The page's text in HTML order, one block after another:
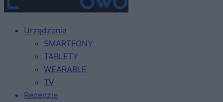
Urządzenia
SMARTFONY
TABLETY
WEARABLE
TV
Recenzje